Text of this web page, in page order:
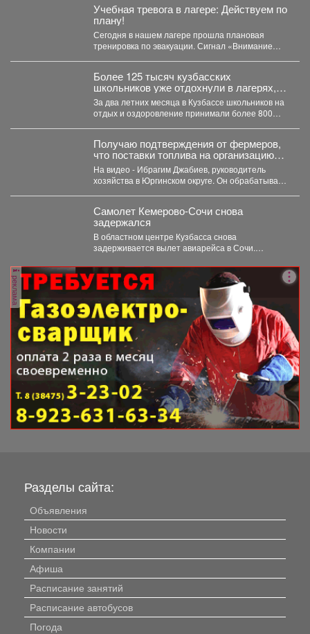
Учебная тревога в лагере: Действуем по
плану!
Сегодня в нашем лагере прошла плановая
тренировка по эвакуации. Сигнал «Внимание
Более 125 тысяч кузбасских
школьников уже отдохнули в лагерях,
походах и санаториях
За два летних месяца в Кузбассе школьников на
отдых и оздоровление принимали более 800
Получаю подтверждения от фермеров,
что поставки топлива на организацию
уборочной кампании уже начались.
На видео - Ибрагим Джабиев, руководитель
хозяйства в Юргинском округе. Он обрабатывает
Самолет Кемерово-Сочи снова
задержался
В областном центре Кузбасса снова
задерживается вылет авиарейса в Сочи.
реклама
Разделы сайта:
Объявления
Новости
Компании
Афиша
Расписание занятий
Расписание автобусов
Погода